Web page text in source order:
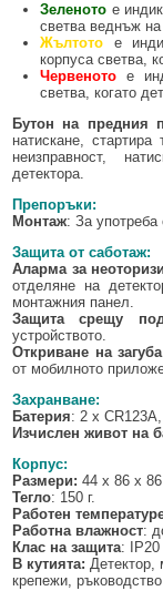
Зеленото е
светва веднъж
Жълтото е
корпуса светва,
Червеното е
светва, когато
Бутон на предния
натискане,
неизправност,
детектора.
Препоръки:
Монтаж: За употреба
Защита от саботаж:
Аларма за
отделяне на
монтажния панел.
Защита срещу
устройството.
Откриване на
от мобилното
Захранване:
Батерия: 2 x
Изчислен живот на
Корпус:
Размери: 44 x 86 x
Тегло: 150 г.
Работен
Работна влажност:
Клас на защита: IP20
В кутията:Детектор,
крепежи, ръководство